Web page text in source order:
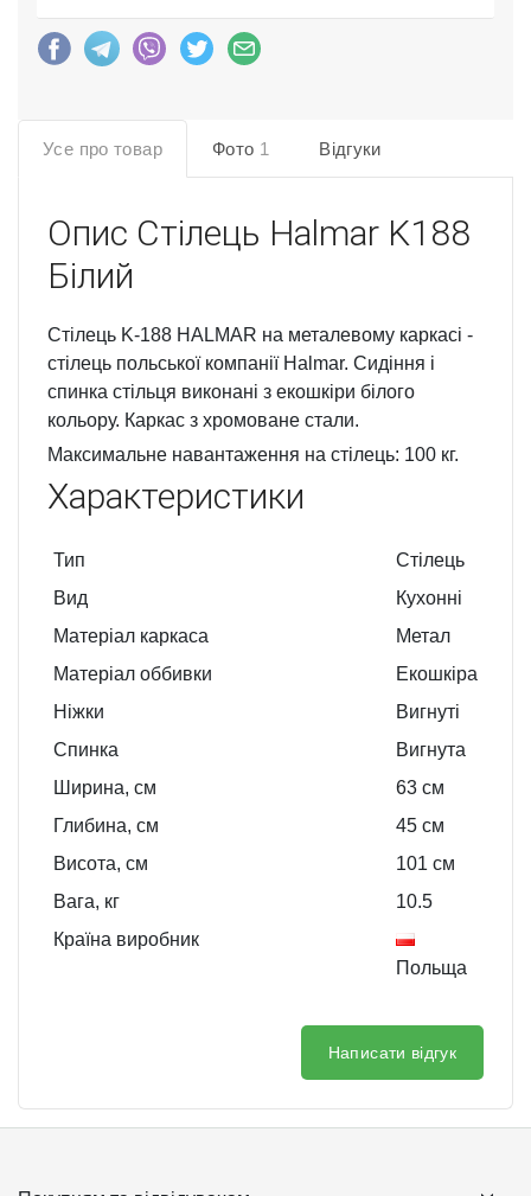
Усе про товар Фото 1 Відгуки
Опис Стілець Halmar K188
Білий
Стілець K-188 HALMAR на металевому каркасі -
стілець польської компанії Halmar. Сидіння і
спинка стільця виконані з екошкіри білого
кольору. Каркас з хромоване стали.
Максимальне навантаження на стілець: 100 кг.
Характеристики
Тип
Стілець
Вид
Кухонні
Матеріал каркаса
Метал
Матеріал оббивки
Екошкіра
Ніжки
Вигнуті
Спинка
Вигнута
Ширина, см
63 см
Глибина, см
45 см
Висота, см
101 см
Вага, кг
10.5
Країна виробник
Польща
Написати відгук